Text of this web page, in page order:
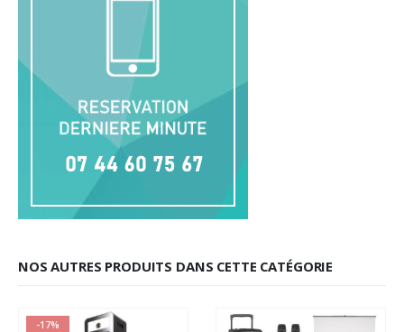
NOS AUTRES PRODUITS DANS CETTE CATÉGORIE
-17%